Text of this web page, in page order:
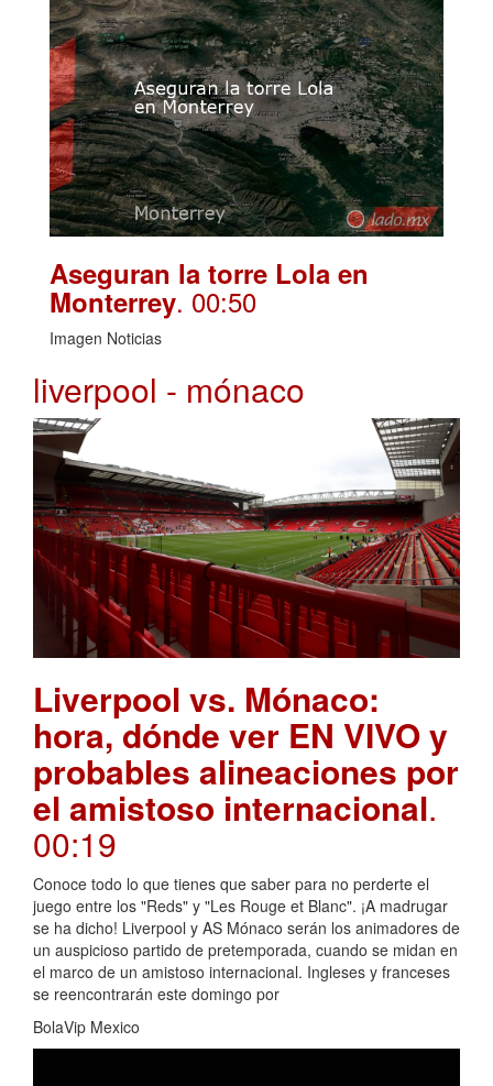
Aseguran la torre Lola en
Monterrey. 00:50
Imagen Noticias
liverpool - mónaco
Liverpool vs. Mónaco:
hora, dónde ver EN VIVO y
probables alineaciones por
el amistoso internacional.
00:19
Conoce todo lo que tienes que saber para no perderte el
juego entre los "Reds" y "Les Rouge et Blanc". ¡A madrugar
se ha dicho! Liverpool y AS Mónaco serán los animadores de
un auspicioso partido de pretemporada, cuando se midan en
el marco de un amistoso internacional. Ingleses y franceses
se reencontrarán este domingo por
BolaVip Mexico